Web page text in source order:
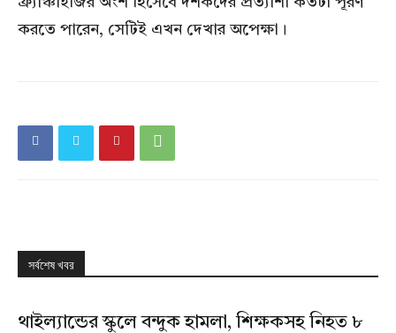
করতে পারেন, সেটিই এখন দেখার অপেক্ষা।
সর্বশেষ খবর
থাইল্যান্ডের স্কুলে বন্দুক হামলা, শিক্ষকসহ নিহত ৮